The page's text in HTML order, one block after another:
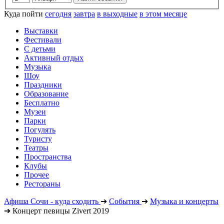
Куда пойти сегодня завтра в выходные в этом месяце
Выставки
Фестивали
С детьми
Активный отдых
Музыка
Шоу
Праздники
Образование
Бесплатно
Музеи
Парки
Погулять
Туристу
Театры
Пространства
Клубы
Прочее
Рестораны
Афиша Сочи - куда сходить ➔ События ➔ Музыка и концерты
➔ Концерт певицы Zivert 2019